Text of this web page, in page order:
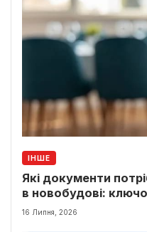
ІНШЕ
Які документи
в новобудові:
16 Липня, 2026